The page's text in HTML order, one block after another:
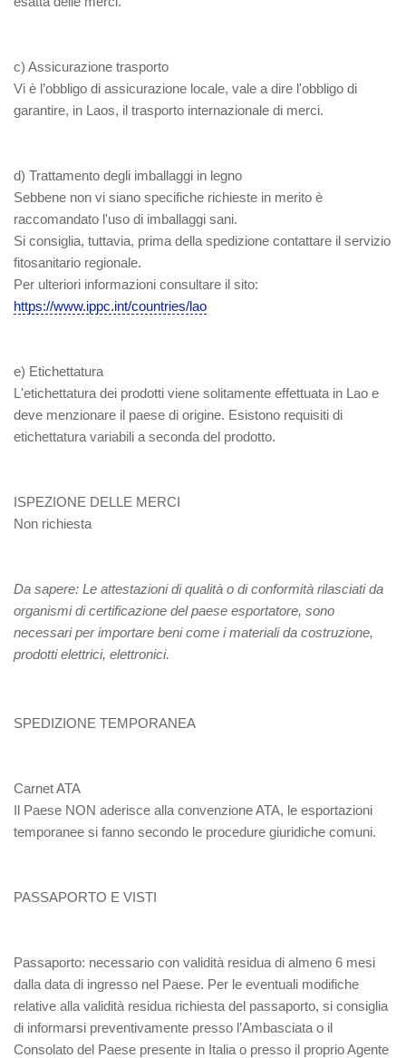
c) Assicurazione trasporto
Vi è l’obbligo di assicurazione locale, vale a dire l'obbligo di
garantire, in Laos, il trasporto internazionale di merci.
d) Trattamento degli imballaggi in legno
Sebbene non vi siano specifiche richieste in merito è
raccomandato l'uso di imballaggi sani.
Si consiglia, tuttavia, prima della spedizione contattare il servizio
fitosanitario regionale.
Per ulteriori informazioni consultare il sito:
https://www.ippc.int/countries/lao
e) Etichettatura
L'etichettatura dei prodotti viene solitamente effettuata in Lao e
deve menzionare il paese di origine. Esistono requisiti di
etichettatura variabili a seconda del prodotto.
ISPEZIONE DELLE MERCI
Non richiesta
Da sapere: Le attestazioni diqualità o di conformità rilasciati da
organismi di certificazione del paese esportatore, sono
necessari per importare beni come i materiali da costruzione,
prodotti elettrici, elettronici.
SPEDIZIONE TEMPORANEA
Carnet ATA
Il Paese NON aderisce alla convenzione ATA, le esportazioni
temporanee si fanno secondo le procedure giuridiche comuni.
PASSAPORTO E VISTI
Passaporto: necessario con validità residua di almeno 6 mesi
dalla data di ingresso nel Paese. Per le eventuali modifiche
relative alla validità residua richiesta del passaporto, si consiglia
di informarsi preventivamente presso l’Ambasciata o il
Consolato del Paese presente in Italia o presso il proprio Agente